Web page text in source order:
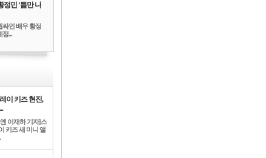
민 ‘틈만 나
싸인 배우 황정
정...
이 키즈 현진,
이재하 기자]스
키즈 새 미니 앨